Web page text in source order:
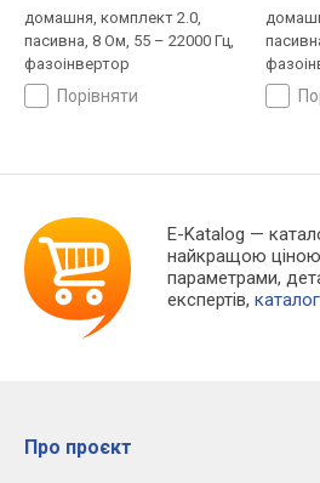
домашня, комплект 2.0,
пасивна, 8 Ом, 55 – 22000 Гц,
фазоінвертор
порівняти
E-Katalog —
найкращою ціною
параметрами,
експертів,
Про проєкт